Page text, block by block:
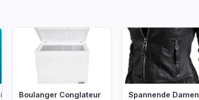
Boulanger Conglateur
Spannende Damen